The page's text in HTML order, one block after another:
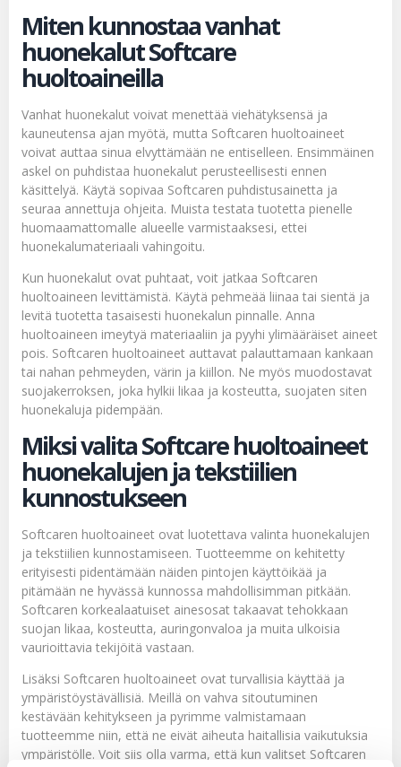
Miten kunnostaa vanhat
huonekalut Softcare
huoltoaineilla
Vanhat huonekalut voivat menettää viehätyksensä ja
kauneutensa ajan myötä, mutta Softcaren huoltoaineet
voivat auttaa sinua elvyttämään ne entiselleen. Ensimmäinen
askel on puhdistaa huonekalut perusteellisesti ennen
käsittelyä. Käytä sopivaa Softcaren puhdistusainetta ja
seuraa annettuja ohjeita. Muista testata tuotetta pienelle
huomaamattomalle alueelle varmistaaksesi, ettei
huonekalumateriaali vahingoitu.
Kun huonekalut ovat puhtaat, voit jatkaa Softcaren
huoltoaineen levittämistä. Käytä pehmeää liinaa tai sientä ja
levitä tuotetta tasaisesti huonekalun pinnalle. Anna
huoltoaineen imeytyä materiaaliin ja pyyhi ylimääräiset aineet
pois. Softcaren huoltoaineet auttavat palauttamaan kankaan
tai nahan pehmeyden, värin ja kiillon. Ne myös muodostavat
suojakerroksen, joka hylkii likaa ja kosteutta, suojaten siten
huonekaluja pidempään.
Miksi valita Softcare huoltoaineet
huonekalujen ja tekstiilien
kunnostukseen
Softcaren huoltoaineet ovat luotettava valinta huonekalujen
ja tekstiilien kunnostamiseen. Tuotteemme on kehitetty
erityisesti pidentämään näiden pintojen käyttöikää ja
pitämään ne hyvässä kunnossa mahdollisimman pitkään.
Softcaren korkealaatuiset ainesosat takaavat tehokkaan
suojan likaa, kosteutta, auringonvaloa ja muita ulkoisia
vaurioittavia tekijöitä vastaan.
Lisäksi Softcaren huoltoaineet ovat turvallisia käyttää ja
ympäristöystävällisiä. Meillä on vahva sitoutuminen
kestävään kehitykseen ja pyrimme valmistamaan
tuotteemme niin, että ne eivät aiheuta haitallisia vaikutuksia
ympäristölle. Voit siis olla varma, että kun valitset Softcaren